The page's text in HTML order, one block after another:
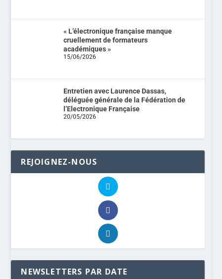
« L’électronique française manque
cruellement de formateurs
académiques »
15/06/2026
Entretien avec Laurence Dassas,
déléguée générale de la Fédération de
l’Electronique Française
20/05/2026
REJOIGNEZ-NOUS
NEWSLETTERS PAR DATE